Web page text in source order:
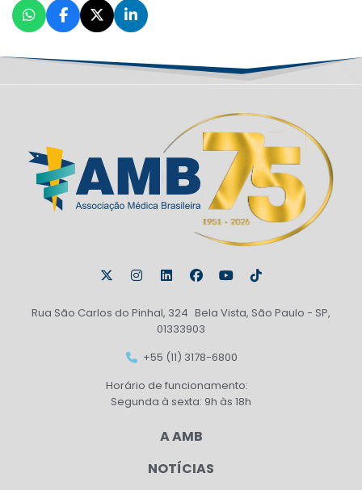
Rua São Carlos do Pinhal, 324 Bela Vista, São Paulo - SP,
01333903
+55 (11) 3178-6800
Horário de funcionamento:
Segunda à sexta: 9h às 18h
A AMB
NOTÍCIAS